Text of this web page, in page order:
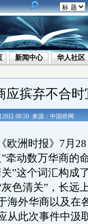
新闻中心 华人社区
应摈弃不合时
28日 08:50 来源：中国侨网
洲时报》7月
牵动数万华商的
”这个词汇构成
色清关”，长远
海外华商以及在
从此次事件中汲